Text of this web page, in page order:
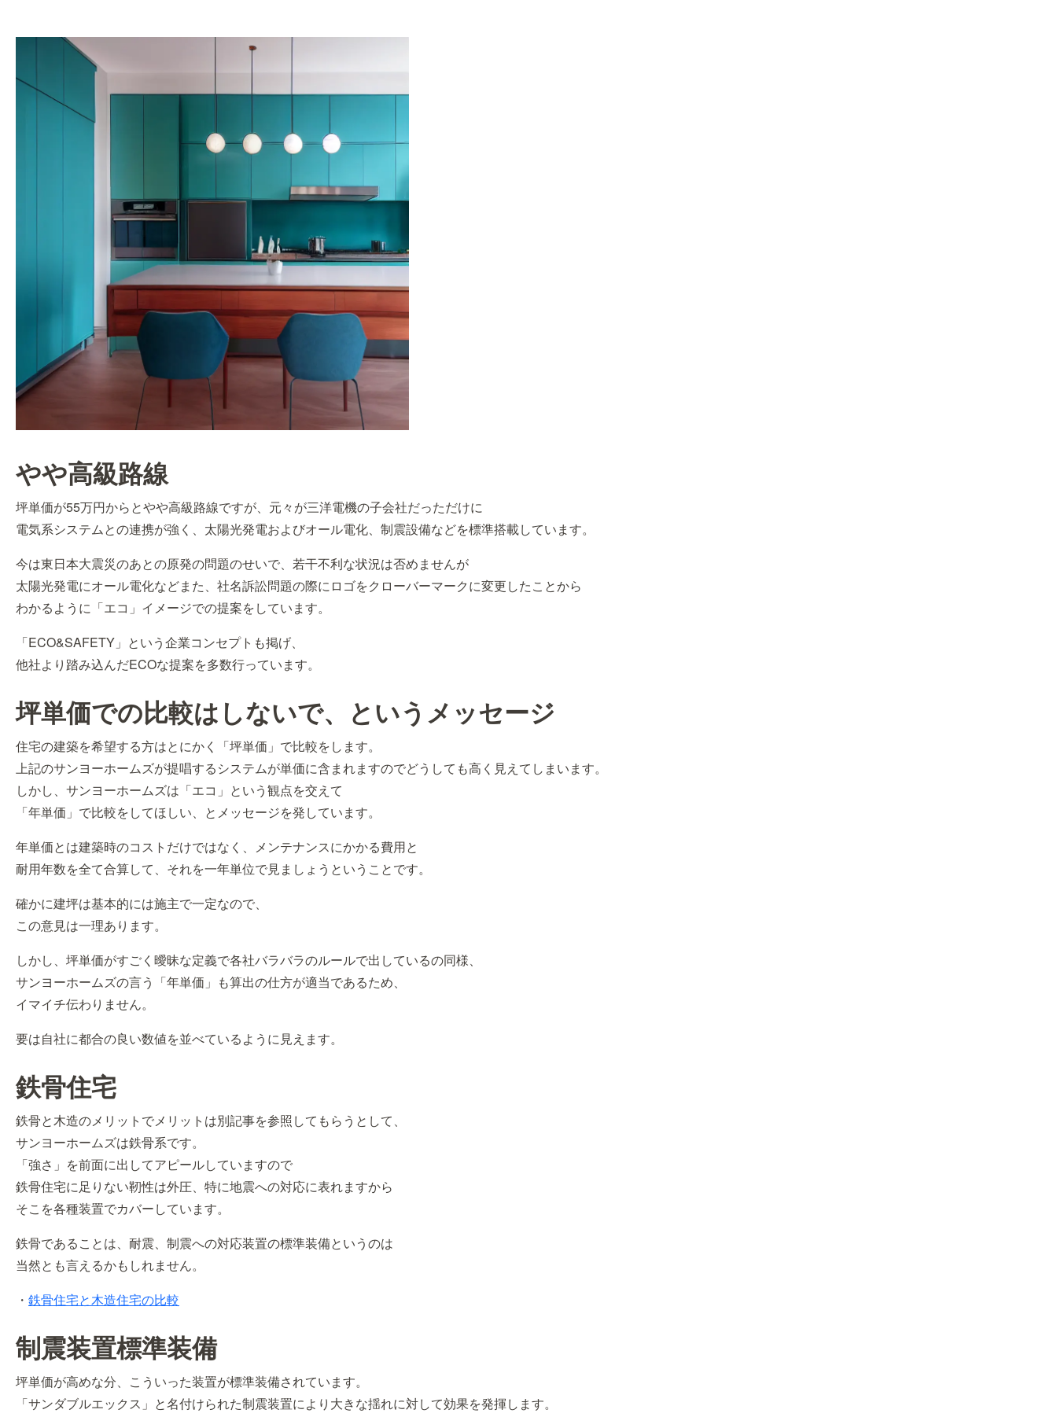
やや高級路線
坪単価が55万円からとやや高級路線ですが、元々が三洋電機の子会社だっただけに
電気系システムとの連携が強く、太陽光発電およびオール電化、制震設備などを標準搭載しています。
今は東日本大震災のあとの原発の問題のせいで、若干不利な状況は否めませんが
太陽光発電にオール電化などまた、社名訴訟問題の際にロゴをクローバーマークに変更したことから
わかるように「エコ」イメージでの提案をしています。
「ECO&SAFETY」という企業コンセプトも掲げ、
他社より踏み込んだECOな提案を多数行っています。
坪単価での比較はしないで、というメッセージ
住宅の建築を希望する方はとにかく「坪単価」で比較をします。
上記のサンヨーホームズが提唱するシステムが単価に含まれますのでどうしても高く見えてしまいます。
しかし、サンヨーホームズは「エコ」という観点を交えて
「年単価」で比較をしてほしい、とメッセージを発しています。
年単価とは建築時のコストだけではなく、メンテナンスにかかる費用と
耐用年数を全て合算して、それを一年単位で見ましょうということです。
確かに建坪は基本的には施主で一定なので、
この意見は一理あります。
しかし、坪単価がすごく曖昧な定義で各社バラバラのルールで出しているの同様、
サンヨーホームズの言う「年単価」も算出の仕方が適当であるため、
イマイチ伝わりません。
要は自社に都合の良い数値を並べているように見えます。
鉄骨住宅
鉄骨と木造のメリットでメリットは別記事を参照してもらうとして、
サンヨーホームズは鉄骨系です。
「強さ」を前面に出してアピールしていますので
鉄骨住宅に足りない靭性は外圧、特に地震への対応に表れますから
そこを各種装置でカバーしています。
鉄骨であることは、耐震、制震への対応装置の標準装備というのは
当然とも言えるかもしれません。
・ 鉄骨住宅と木造住宅の比較
制震装置標準装備
坪単価が高めな分、こういった装置が標準装備されています。
「サンダブルエックス」と名付けられた制震装置により大きな揺れに対して効果を発揮します。